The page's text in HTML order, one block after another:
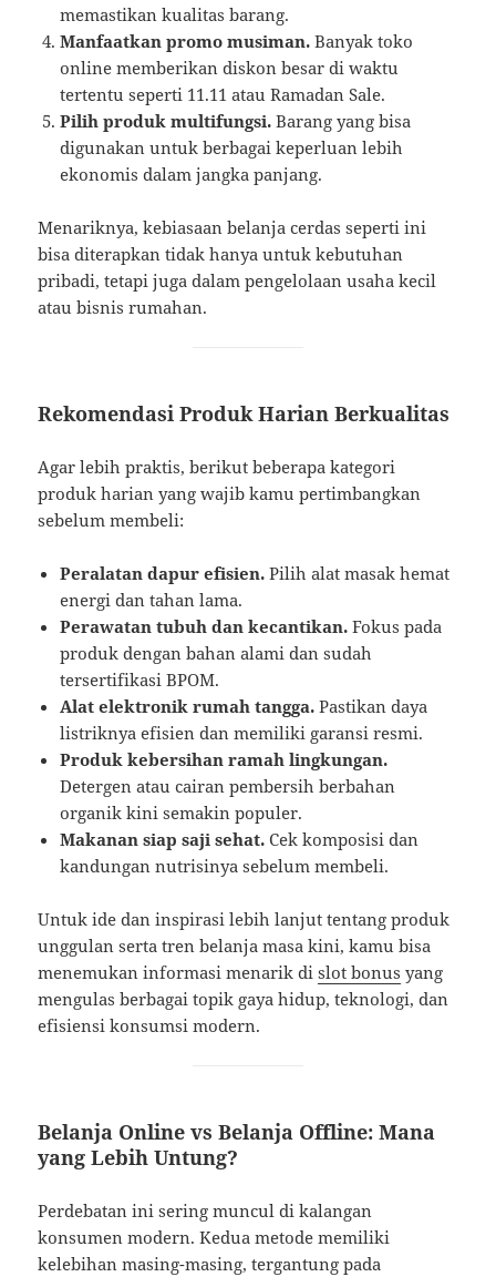
memastikan kualitas barang.
Manfaatkan promo musiman. Banyak toko
online memberikan diskon besar di waktu
tertentu seperti 11.11 atau Ramadan Sale.
Pilih produk multifungsi. Barang yang bisa
digunakan untuk berbagai keperluan lebih
ekonomis dalam jangka panjang.
Menariknya, kebiasaan belanja cerdas seperti ini
bisa diterapkan tidak hanya untuk kebutuhan
pribadi, tetapi juga dalam pengelolaan usaha kecil
atau bisnis rumahan.
Rekomendasi Produk Harian Berkualitas
Agar lebih praktis, berikut beberapa kategori
produk harian yang wajib kamu pertimbangkan
sebelum membeli:
Peralatan dapur efisien. Pilih alat masak hemat
energi dan tahan lama.
Perawatan tubuh dan kecantikan. Fokus pada
produk dengan bahan alami dan sudah
tersertifikasi BPOM.
Alat elektronik rumah tangga. Pastikan daya
listriknya efisien dan memiliki garansi resmi.
Produk kebersihan ramah lingkungan.
Detergen atau cairan pembersih berbahan
organik kini semakin populer.
Makanan siap saji sehat. Cek komposisi dan
kandungan nutrisinya sebelum membeli.
Untuk ide dan inspirasi lebih lanjut tentang produk
unggulan serta tren belanja masa kini, kamu bisa
menemukan informasi menarik dislot bonus yang
mengulas berbagai topik gaya hidup, teknologi, dan
efisiensi konsumsi modern.
Belanja Online vs Belanja Offline: Mana
yang Lebih Untung?
Perdebatan ini sering muncul di kalangan
konsumen modern. Kedua metode memiliki
kelebihan masing-masing, tergantung pada